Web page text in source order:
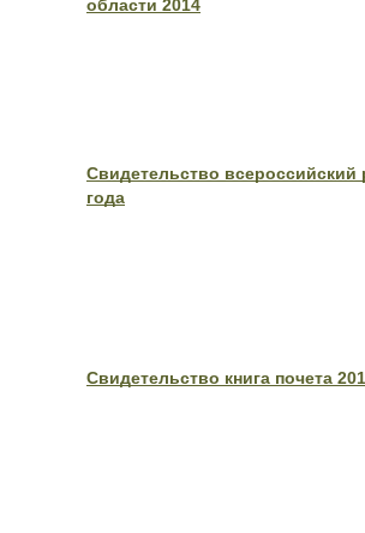
области 2014
Свидетельство всероссийский
года
Свидетельство книга почета